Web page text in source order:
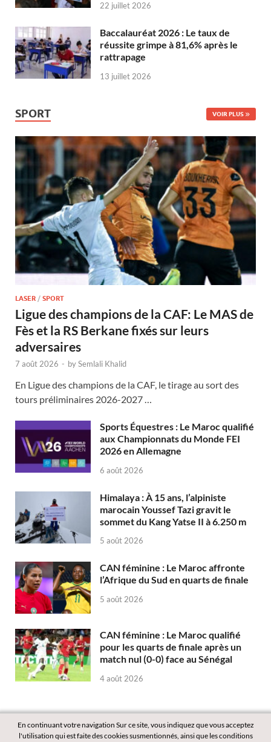
22 juillet 2026
Baccalauréat 2026 : Le taux de
réussite grimpe à 81,6% après le
rattrapage
13 juillet 2026
SPORT VOIR PLUS
LASER / SPORT
Ligue des champions de la CAF: Le MAS de
Fès et la RS Berkane fixés sur leurs
adversaires
7 août 2026 - bySemlali Khalid
En Ligue des champions de la CAF, le tirage au sort des
tours préliminaires 2026-2027 …
Sports Équestres : Le Maroc qualifié
aux Championnats du Monde FEI
2026 en Allemagne
6 août 2026
Himalaya : À 15 ans, l’alpiniste
marocain Youssef Tazi gravit le
sommet du Kang Yatse II à 6.250 m
5 août 2026
CAN féminine : Le Maroc affronte
l’Afrique du Sud en quarts de finale
5 août 2026
CAN féminine : Le Maroc qualifié
pour les quarts de finale après un
match nul (0-0) face au Sénégal
4 août 2026
En continuant votre navigation Sur ce site, vous indiquez que vous acceptez
l'utilisation qui est faite des cookies susmentionnés, ainsi que les conditions